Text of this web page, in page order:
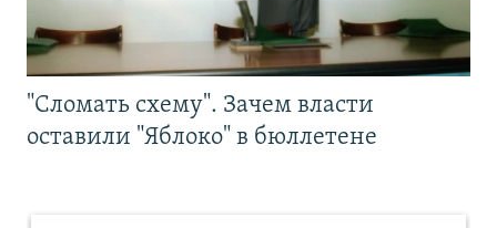
"Сломать схему". Зачем власти
оставили "Яблоко" в бюллетене